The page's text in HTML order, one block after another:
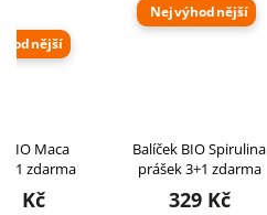
BIO Maca
zdarma
Kč
Nejvýhodnější
Balíček BIO Spirulina
prášek 3+1 zdarma
329 Kč